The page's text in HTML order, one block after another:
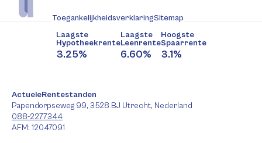
ToegankelijkheidsverklaringSitemap
Laagste
Hypotheekrente
3.25%
Laagste
Leenrente
6.60%
Hoogste
Spaarrente
3.1%
ActueleRentestanden
Papendorpseweg 99, 3528 BJ Utrecht, Nederland
088-2277344
AFM: 12047091